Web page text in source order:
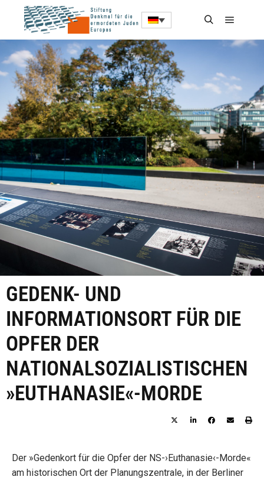
GEDENK- UND
INFORMATIONSORT FÜR DIE
OPFER DER
NATIONALSOZIALISTISCHEN
»EUTHANASIE«-MORDE
Der »Gedenkort für die Opfer der NS-›Euthanasie‹-Morde«
am historischen Ort der Planungszentrale, in der Berliner